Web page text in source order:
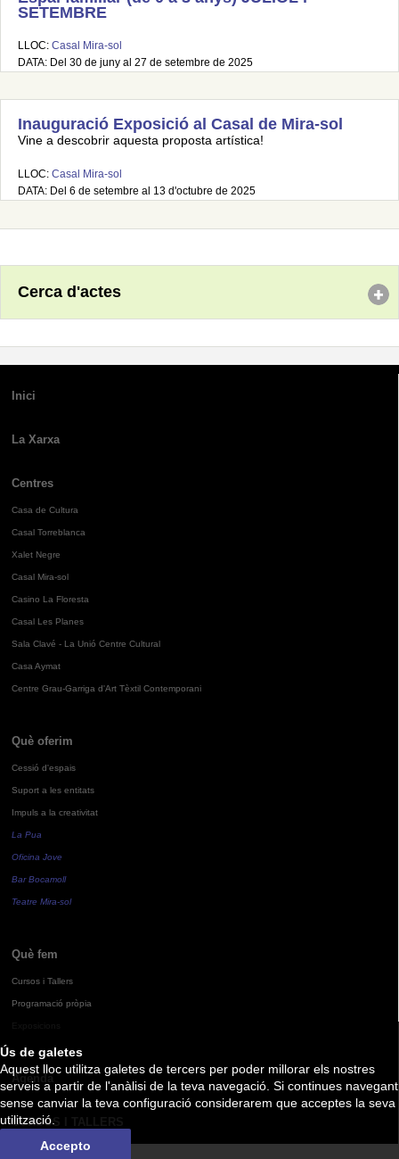
Ús de galetes
Aquest lloc utilitza galetes de tercers per poder millorar els nostres
serveis a partir de l'anàlisi de la teva navegació. Si continues navegant
sense canviar la teva configuració considerarem que acceptes la seva
utilització.
Accepto
SETEMBRE
LLOC: Casal Mira-sol
DATA: Del 30 de juny al 27 de setembre de 2025
Inauguració Exposició al Casal de Mira-sol
Vine a descobrir aquesta proposta artística!
LLOC: Casal Mira-sol
DATA: Del 6 de setembre al 13 d'octubre de 2025
Cerca d'actes
Inici
La Xarxa
Centres
Casa de Cultura
Casal Torreblanca
Xalet Negre
Casal Mira-sol
Casino La Floresta
Casal Les Planes
Sala Clavé - La Unió Centre Cultural
Casa Aymat
Centre Grau-Garriga d'Art Tèxtil Contemporani
Què oferim
Cessió d'espais
Suport a les entitats
Impuls a la creativitat
La Pua
Oficina Jove
Bar Bocamoll
Teatre Mira-sol
Què fem
Cursos i Tallers
Programació pròpia
Agenda
CURSOS I TALLERS